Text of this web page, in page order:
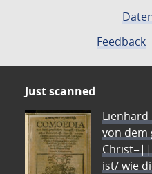
Feedback
Just scanned
von dem
ist/ wie